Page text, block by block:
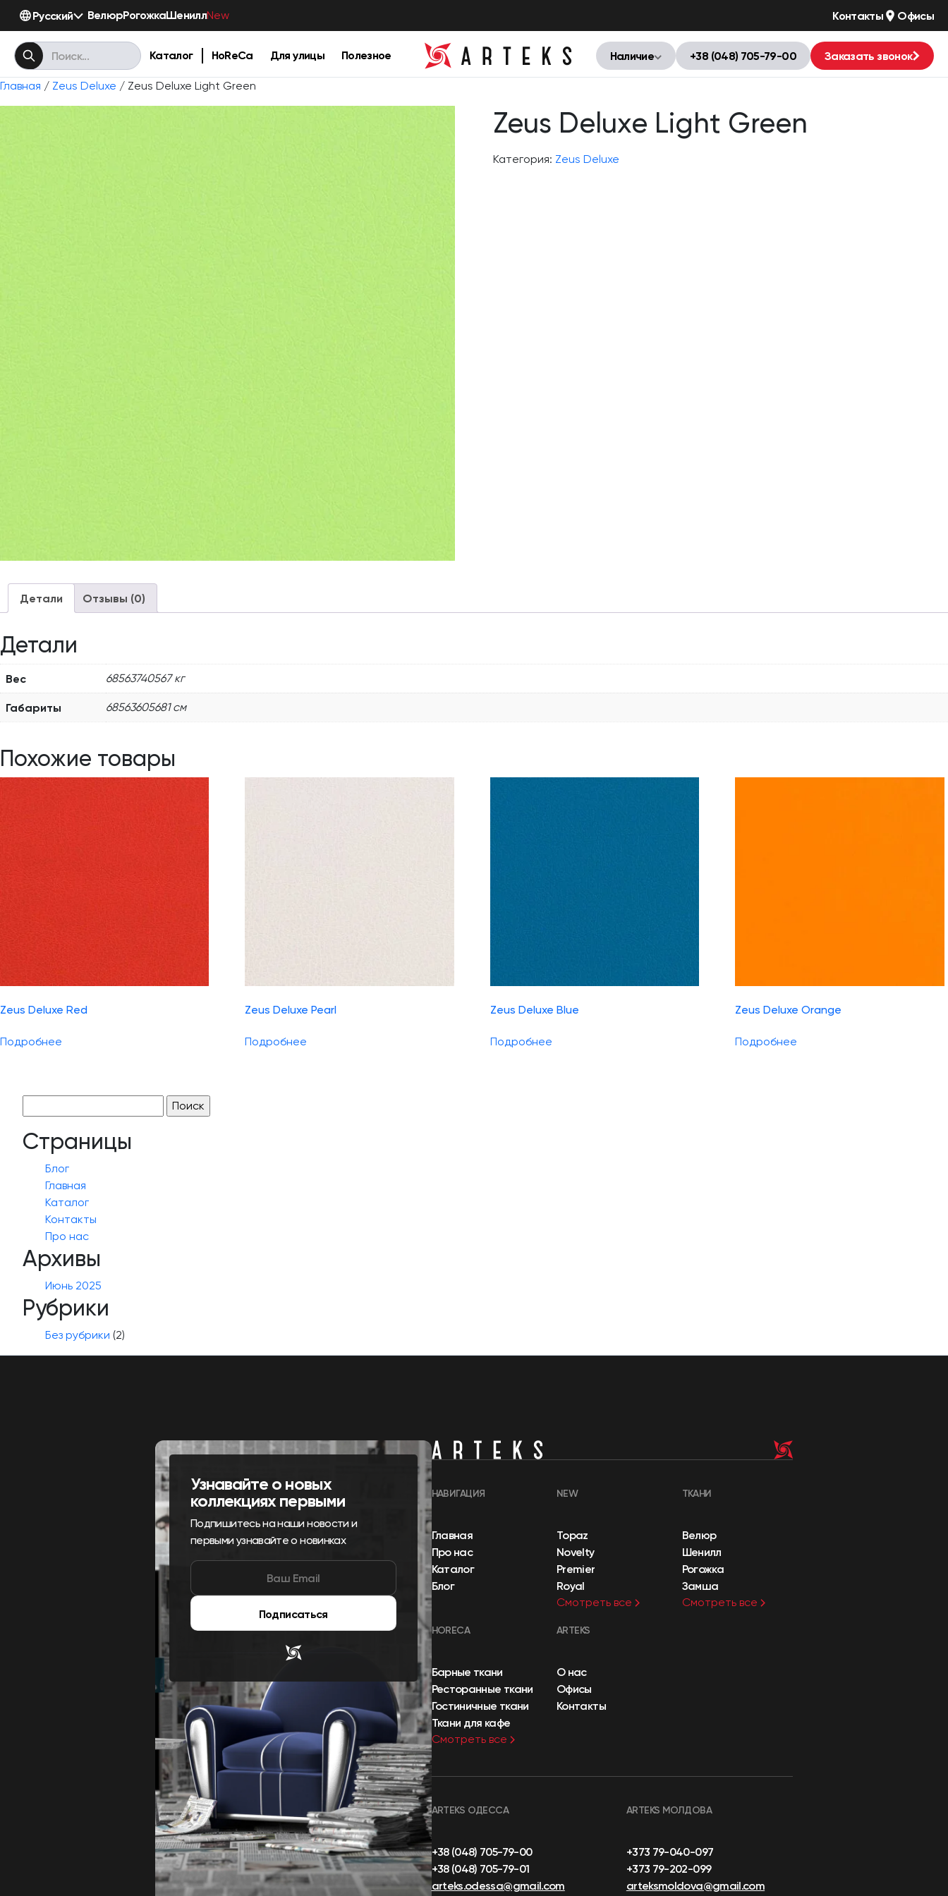
Русский ВелюрРогожкаШениллNew Контакты Офисы
Каталог HoReCa Для улицы Полезное Наличие +38 (048) 705-79-00 Заказать звонок
Главная / Zeus Deluxe / Zeus Deluxe Light Green
Zeus Deluxe Light Green
Категория: Zeus Deluxe
Детали Отзывы (0)
Детали
Вес 68563740567 кг
Габариты 68563605681 см
Похожие товары
Zeus Deluxe Red
Подробнее
Zeus Deluxe Pearl
Подробнее
Zeus Deluxe Blue
Подробнее
Zeus Deluxe Orange
Подробнее
Страницы
Блог
Главная
Каталог
Контакты
Про нас
Архивы
Июнь 2025
Рубрики
Без рубрики (2)
Узнавайте о новых
коллекциях первыми
Подпишитесь на наши новости и
первыми узнавайте о новинках
Подписаться
НАВИГАЦИЯ
Главная
Про нас
Каталог
Блог
NEW
Topaz
Novelty
Premier
Royal
Смотреть все
ТКАНИ
Велюр
Шенилл
Рогожка
Замша
Смотреть все
HORECA
Барные ткани
Ресторанные ткани
Гостиничные ткани
Ткани для кафе
Смотреть все
ARTEKS
О нас
Офисы
Контакты
ARTEKS ОДЕССА
+38 (048) 705-79-00
+38 (048) 705-79-01
arteks.odessa@gmail.com
ARTEKS МОЛДОВА
+373 79-040-097
+373 79-202-099
arteksmoldova@gmail.com